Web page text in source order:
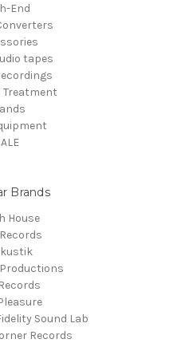
End
tapes
Brands
House
Sound Lab
Records